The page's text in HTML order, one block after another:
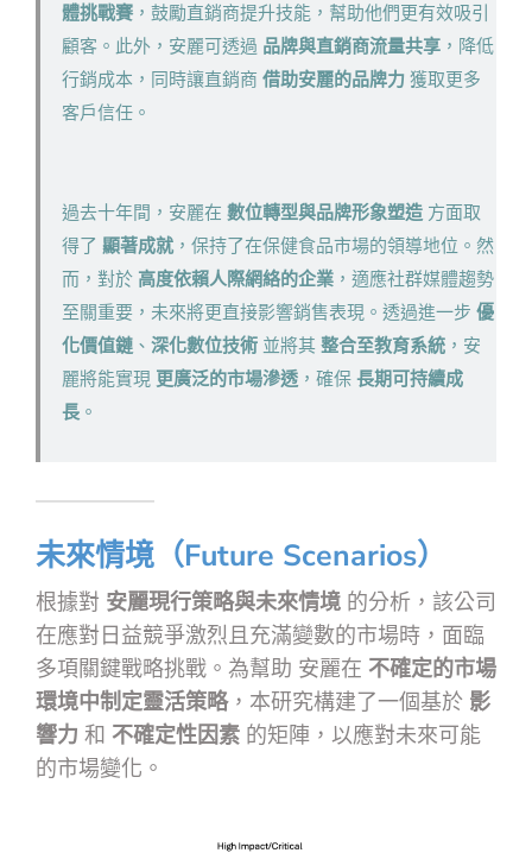
體挑戰賽 ，鼓勵直銷商提升技能，幫助他們更有效吸引
顧客。此外，安麗可透過 品牌與直銷商流量共享 ，降低
行銷成本，同時讓直銷商 借助安麗的品牌力 獲取更多
客戶信任。
過去十年間，安麗在 數位轉型與品牌形象塑造方面取
得了 顯著成就 ，保持了在保健食品市場的領導地位。然
而，對於 高度依賴人際網絡的企業 ，適應社群媒體趨勢
至關重要，未來將更直接影響銷售表現。透過進一步 優
化價值鏈、 深化數位技術 並將其 整合至教育系統 ，安
麗將能實現 更廣泛的市場滲透，確保 長期可持續成
長。
未來情境（Future Scenarios）
根據對 安麗現行策略與未來情境 的分析，該公司
在應對日益競爭激烈且充滿變數的市場時，面臨
多項關鍵戰略挑戰。為幫助 安麗在 不確定的市場
環境中制定靈活策略，本研究構建了一個基於 影
響力 和 不確定性因素 的矩陣，以應對未來可能
的市場變化。